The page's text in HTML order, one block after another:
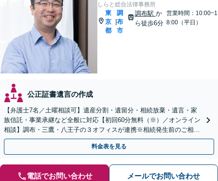
しらと総合法律事務所
東
京
都
調
布
市
調布駅 か
ら徒歩6分
営業時間：10:00~1
8:00（平日）
公正証書遺言の作成
【弁護士7名／土曜相談可】遺産分割・遺留分・相続放棄・遺言・家
族信託・事業承継など全般に対応【初回60分無料（※）／オンライン
相談】調布・三鷹・八王子の３オフィスが連携※相続発生前のご相談
など有料相談になるものもございます
料金表を見る
電話でお問い合わせ メールでお問い合わせ